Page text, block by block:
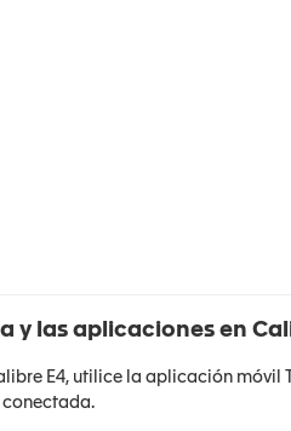
y las aplicaciones en
E4, utilice la aplicación móvil
conectada.